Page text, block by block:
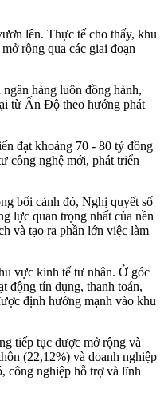
lên. Thực tế cho thấy, khu
rộng qua các giai đoạn
hàng luôn đồng hành,
từ Ấn Độ theo hướng phát
đạt khoảng 70 - 80 tỷ đồng
công nghệ mới, phát triển
bối cảnh đó, Nghị quyết số
lực quan trọng nhất của nền
và tạo ra phần lớn việc làm
vực kinh tế tư nhân. Ở góc
động tín dụng, thanh toán,
định hướng mạnh vào khu
tiếp tục được mở rộng và
(22,12%) và doanh nghiệp
công nghiệp hỗ trợ và lĩnh